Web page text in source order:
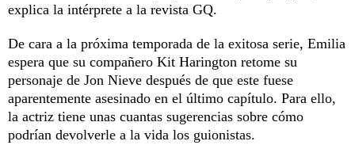
explica la intérprete a la revista GQ.
De cara a la próxima temporada de la exitosa serie, Emilia
espera que su compañero Kit Harington retome su
personaje de Jon Nieve después de que este fuese
aparentemente asesinado en el último capítulo. Para ello,
la actriz tiene unas cuantas sugerencias sobre cómo
podrían devolverle a la vida los guionistas.